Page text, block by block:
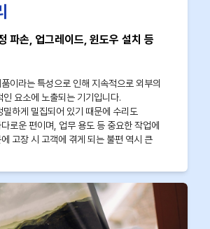
파손, 업그레이드, 윈도우 설치 등
이라는 특성으로 인해 지속적으로 외부의
인 요소에 노출되는 기기입니다.
밀하게 밀집되어 있기 때문에 수리도
로운 편이며, 업무 용도 등 중요한 작업에
고장 시 고객에 겪게 되는 불편 역시 큰